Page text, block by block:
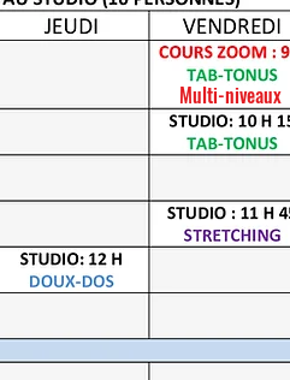
Multi-niveaux